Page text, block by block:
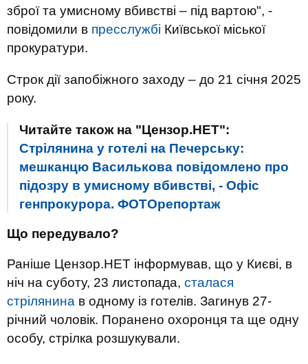
зброї та умисному вбивстві – під вартою", -
повідомили в пресслужбі Київської міської
прокуратури.
Строк дії запобіжного заходу – до 21 січня 2025
року.
Читайте також на "Цензор.НЕТ":
Стрілянина у готелі на Печерську:
мешканцю Василькова повідомлено про
підозру в умисному вбивстві, - Офіс
генпрокурора. ФОТОрепортаж
Що передувало?
Раніше Цензор.НЕТ інформував, що у Києві, в
ніч на суботу, 23 листопада, сталася
стрілянина в одному із готелів. Загинув 27-
річний чоловік. Поранено охоронця та ще одну
особу, стрілка розшукували.